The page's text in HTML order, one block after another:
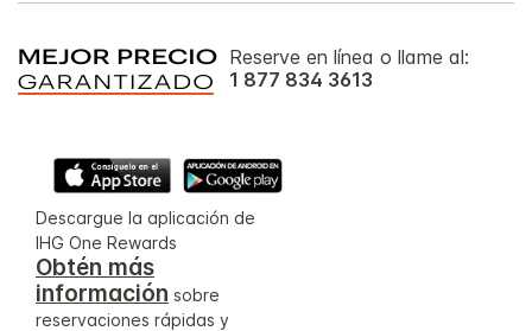
Reserve en línea o llame al:
1 877 834 3613
Descargue la aplicación de
IHG One Rewards
Obtén más
información sobre
reservaciones rápidas y